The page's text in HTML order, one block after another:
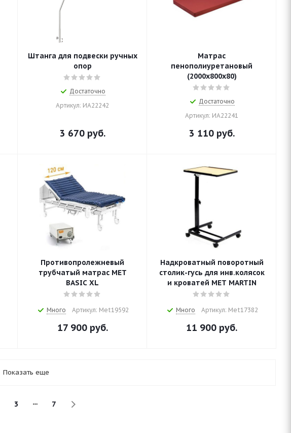
Штанга для подвески ручных
опор
Достаточно
Артикул: ИА22242
3 670руб.
Матрас
пенополиуретановый
(2000x800x80)
Достаточно
Артикул: ИА22241
3 110руб.
Противопролежневый
трубчатый матрас MET
BASIC XL
Много Артикул: Met19592
17 900руб.
Надкроватный поворотный
столик-гусь для инв.колясок
и кроватей MET MARTIN
Много Артикул: Met17382
11 900 руб.
Показать еще
3 7